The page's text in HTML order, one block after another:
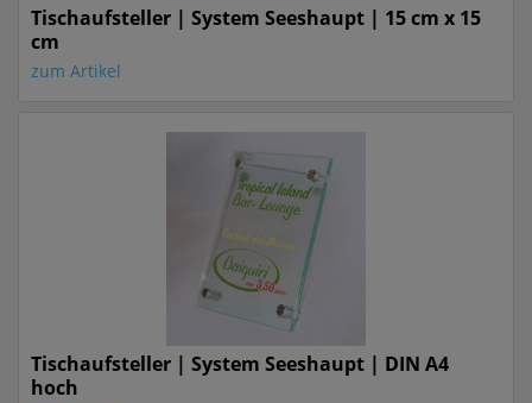
Tischaufsteller | System Seeshaupt | 15 cm x 15
cm
zum Artikel
Tischaufsteller | System Seeshaupt | DIN A4
hoch